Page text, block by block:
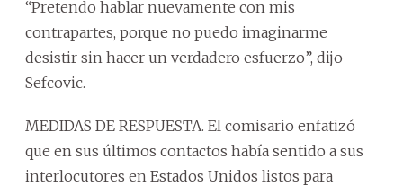
“Pretendo hablar nuevamente con mis
contrapartes, porque no puedo imaginarme
desistir sin hacer un verdadero esfuerzo”, dijo
Sefcovic.
MEDIDAS DE RESPUESTA. El comisario enfatizó
que en sus últimos contactos había sentido a sus
interlocutores en Estados Unidos listos para